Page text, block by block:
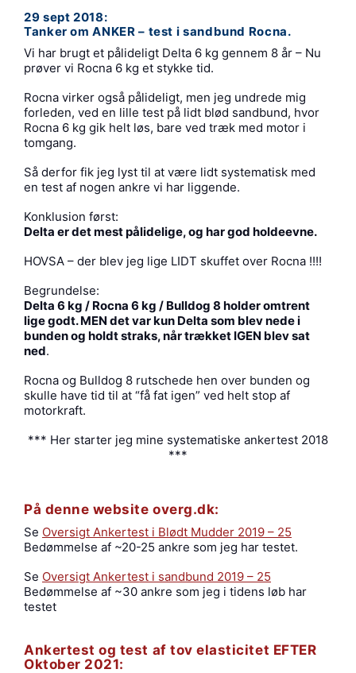
29 sept 2018:
Tanker om ANKER – test i sandbund Rocna.
Vi har brugt et pålideligt Delta 6 kg gennem 8 år – Nu
prøver vi Rocna 6 kg et stykke tid.
Rocna virker også pålideligt, men jeg undrede mig
forleden, ved en lille test på lidt blød sandbund, hvor
Rocna 6 kg gik helt løs, bare ved træk med motor i
tomgang.
Så derfor fik jeg lyst til at være lidt systematisk med
en test af nogen ankre vi har liggende.
Konklusion først:
Delta er det mest pålidelige, og har god holdeevne.
HOVSA – der blev jeg lige LIDT skuffet over Rocna !!!!
Begrundelse:
Delta 6 kg / Rocna 6 kg / Bulldog 8 holder omtrent
lige godt. MEN det var kun Delta som blev nede i
bunden og holdt straks, når trækket IGEN blev sat
ned.
Rocna og Bulldog 8 rutschede hen over bunden og
skulle have tid til at “få fat igen” ved helt stop af
motorkraft.
*** Her starter jeg mine systematiske ankertest 2018
***
På denne website overg.dk:
Se Oversigt Ankertest i Blødt Mudder 2019 – 25
Bedømmelse af ~20-25 ankre som jeg har testet.
Se Oversigt Ankertest i sandbund 2019 – 25
Bedømmelse af ~30 ankre som jeg i tidens løb har
testet
Ankertest og test af tov elasticitet EFTER
Oktober 2021: